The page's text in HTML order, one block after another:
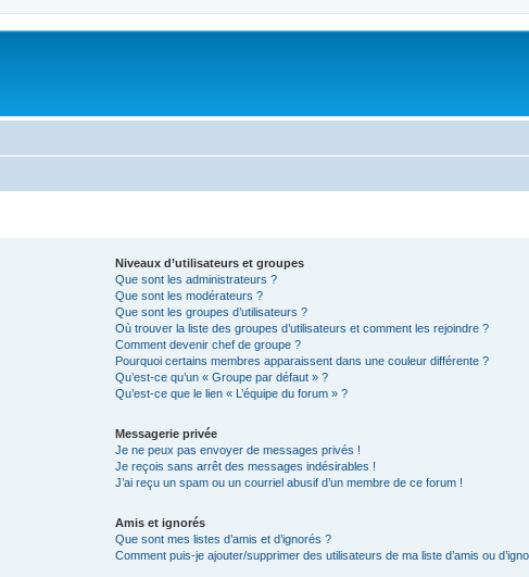
Niveaux d’utilisateurs et groupes
Que sont les administrateurs ?
Que sont les modérateurs ?
Que sont les groupes d’utilisateurs ?
Où trouver la liste des groupes d’utilisateurs et comment les rejoindre ?
Comment devenir chef de groupe ?
Pourquoi certains membres apparaissent dans une couleur différente ?
Qu’est-ce qu’un « Groupe par défaut » ?
Qu’est-ce que le lien « L’équipe du forum » ?
Messagerie privée
Je ne peux pas envoyer de messages privés !
Je reçois sans arrêt des messages indésirables !
J’ai reçu un spam ou un courriel abusif d’un membre de ce forum !
Amis et ignorés
Que sont mes listes d’amis et d’ignorés ?
Comment puis-je ajouter/supprimer des utilisateurs de ma liste d’amis ou